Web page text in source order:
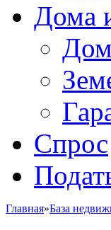
Дома
Спрос
Главная»База